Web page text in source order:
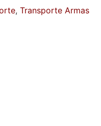
, Transporte Armas